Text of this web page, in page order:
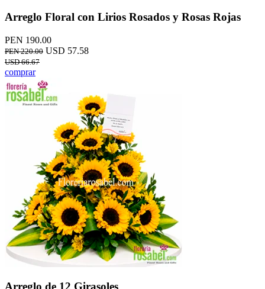
Arreglo Floral con Lirios Rosados y Rosas Rojas
PEN 190.00
PEN 220.00 USD 57.58
USD 66.67
comprar
Arreglo de 12 Girasoles